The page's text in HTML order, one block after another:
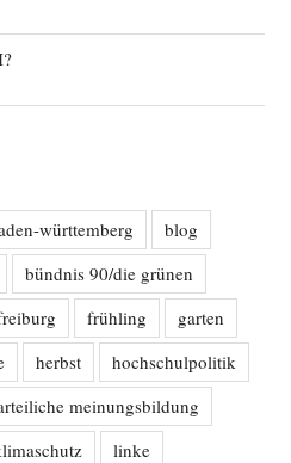
württemberg
blog
bündnis 90/die grünen
frühling
garten
herbst
hochschulpolitik
meinungsbildung
linke